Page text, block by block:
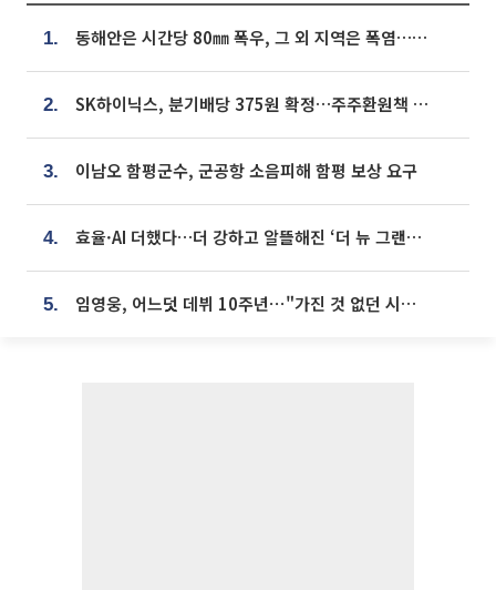
1. 동해안은 시간당 80㎜ 폭우, 그 외 지역은 폭염…‘극과 극 날씨’
2. SK하이닉스, 분기배당 375원 확정…주주환원책 9월로 앞당겨 발표
3. 이남오 함평군수, 군공항 소음피해 함평 보상 요구
4. 효율·AI 더했다…더 강하고 알뜰해진 ‘더 뉴 그랜저 하이브리드’ [ET의 모빌리티]
5. 임영웅, 어느덧 데뷔 10주년⋯"가진 것 없던 시절, 내 앞엔 20명의 팬뿐"